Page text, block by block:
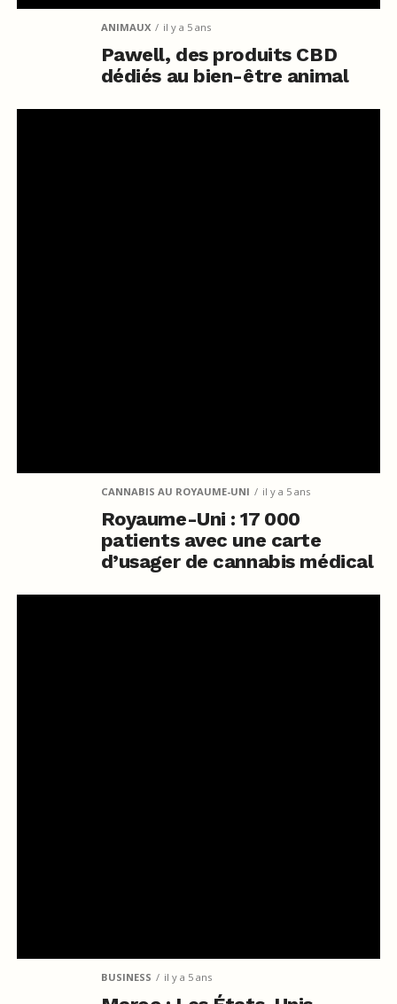
ANIMAUX il y a 5 ans
Pawell, des produits CBD
dédiés au bien-être animal
CANNABIS AU ROYAUME-UNI il y a 5 ans
Royaume-Uni : 17 000
patients avec une carte
d’usager de cannabis médical
BUSINESS il y a 5 ans